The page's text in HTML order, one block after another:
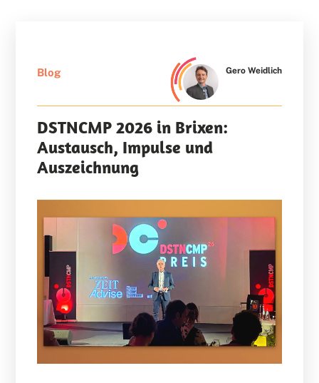
Blog Gero Weidlich
DSTNCMP 2026 in Brixen:
Austausch, Impulse und
Auszeichnung